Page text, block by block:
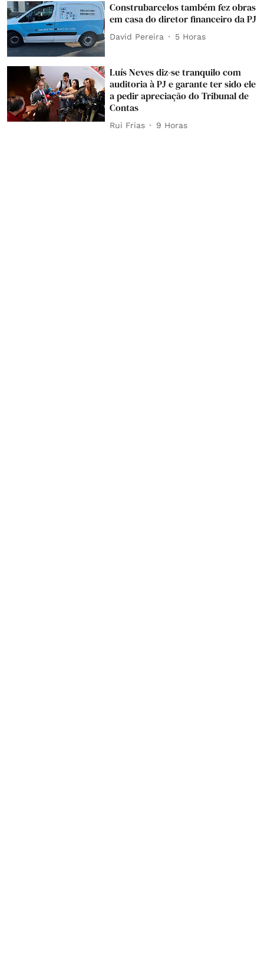
Construbarcelos também fez obras
em casa do diretor financeiro da PJ
David Pereira 5 Horas
Luís Neves diz-se tranquilo com
auditoria à PJ e garante ter sido ele
a pedir apreciação do Tribunal de
Contas
Rui Frias 9 Horas